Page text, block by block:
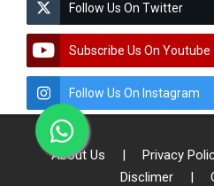
Follow Us On Twitter
Subscribe Us On Youtube
Follow Us On Instagram
About Us | Privacy
Disclimer
|